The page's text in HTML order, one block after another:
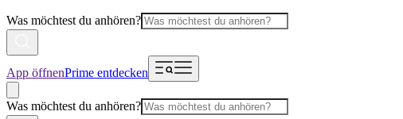
Was möchtest du anhören?
App öffnenPrime entdecken
Was möchtest du anhören?